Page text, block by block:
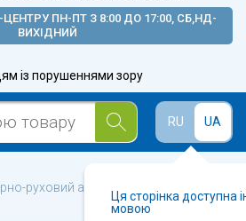
ПН-ПТ З 8:00 ДО 17:00, СБ,НД-
ВИХІДНИЙ
із порушеннями зору
RU UA
Ця сторінка доступна
мовою
руховий апарат